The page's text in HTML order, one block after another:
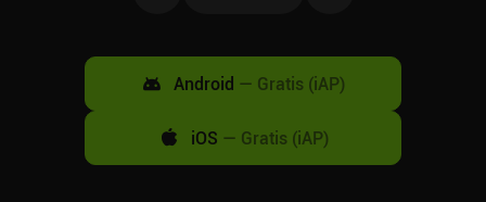
Android — Gratis (iAP)
iOS — Gratis (iAP)